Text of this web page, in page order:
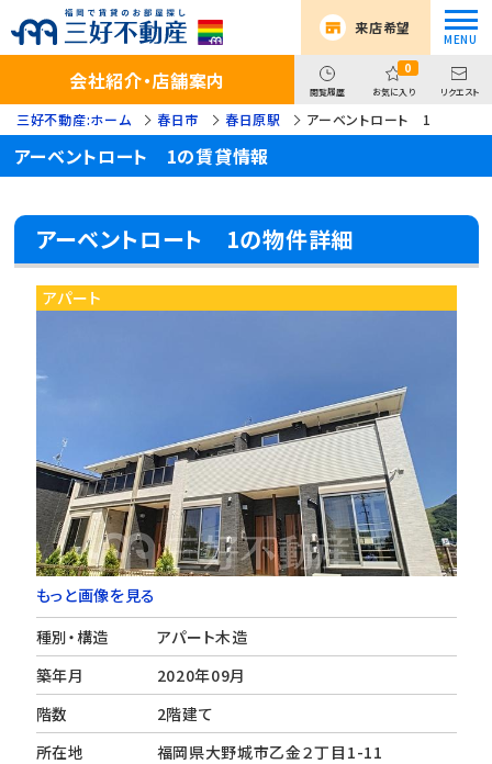
来店希望
会社紹介・店舗案内 閲覧履歴
0
お気に入り リクエスト
三好不動産:ホーム 春日市 春日原駅 アーベントロート 1
アーベントロート 1の賃貸情報
アーベントロート 1の物件詳細
アパート
もっと画像を見る
種別・構造
アパート木造
築年月
2020年09月
階数
2階建て
所在地
福岡県大野城市乙金２丁目1-11